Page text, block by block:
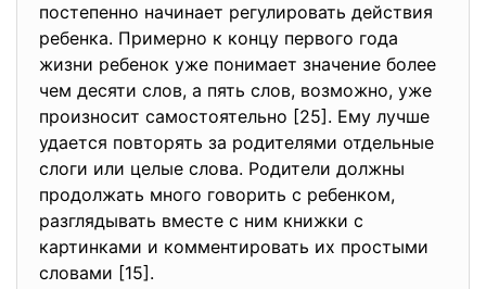
постепенно начинает регулировать действия
ребенка. Примерно к концу первого года
жизни ребенок уже понимает значение более
чем десяти слов, а пять слов, возможно, уже
произносит самостоятельно [25]. Ему лучше
удается повторять за родителями отдельные
слоги или целые слова. Родители должны
продолжать много говорить с ребенком,
разглядывать вместе с ним книжки с
картинками и комментировать их простыми
словами [15].